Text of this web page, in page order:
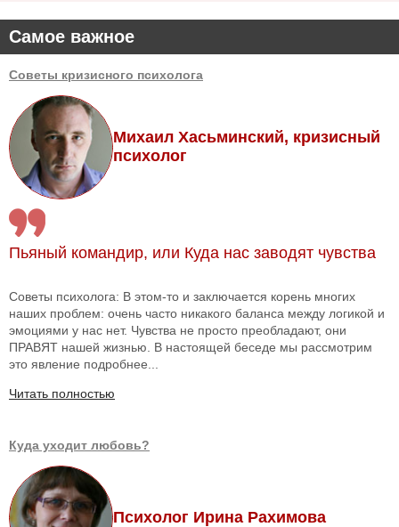
Самое важное
Советы кризисного психолога
Михаил Хасьминский, кризисный
психолог
Пьяный командир, или Куда нас заводят чувства
Советы психолога: В этом-то и заключается корень многих
наших проблем: очень часто никакого баланса между логикой и
эмоциями у нас нет. Чувства не просто преобладают, они
ПРАВЯТ нашей жизнью. В настоящей беседе мы рассмотрим
это явление подробнее...
Читать полностью
Куда уходит любовь?
Психолог Ирина Рахимова